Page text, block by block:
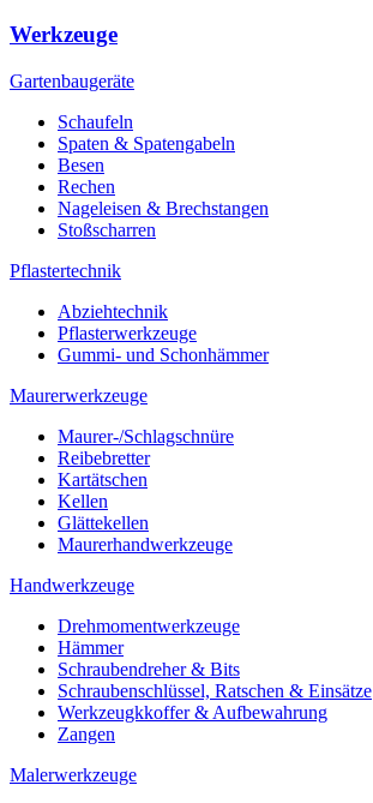
Werkzeuge
Gartenbaugeräte
Schaufeln
Spaten & Spatengabeln
Besen
Rechen
Nageleisen & Brechstangen
Stoßscharren
Pflastertechnik
Abziehtechnik
Pflasterwerkzeuge
Gummi- und Schonhämmer
Maurerwerkzeuge
Maurer-/Schlagschnüre
Reibebretter
Kartätschen
Kellen
Glättekellen
Maurerhandwerkzeuge
Handwerkzeuge
Drehmomentwerkzeuge
Hämmer
Schraubendreher & Bits
Schraubenschlüssel, Ratschen & Einsätze
Werkzeugkkoffer & Aufbewahrung
Zangen
Malerwerkzeuge